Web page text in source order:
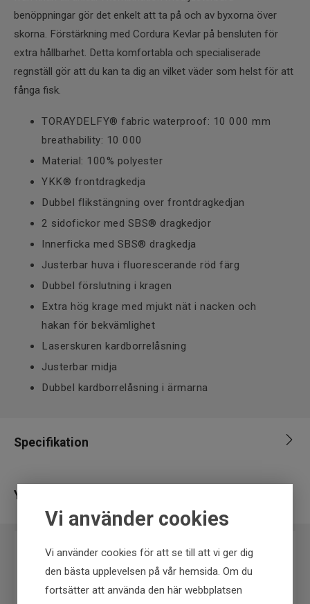
Vi använder cookies
Vi använder cookies för att se till att vi ger dig
den bästa upplevelsen på vår hemsida. Om du
fortsätter att använda den här webbplatsen
benöppningar gör det enkelt att ta på och av byxorna över
skorna. Förstärkning med Cordura Kevlar på bensluten för
extra hållbarhet. Detta komfortabla och specialiserade
regnställ gör att du kan ta dig an vilket väder som helst för att
fånga fisk.
TORAYDELFY® fabric waterproof: 10 000 mm
breathability: 10 000
Material: 100% polyester
YKK® frontdragkedja
Dubbel flikstängning over frontdragkedjan
2 sidofickor med SBS® dragkedjor
Innerficka med SBS® dragkedja
Justerbar huva i fluorescerande röd färg
Dubbel förslutning i kragen
Extra hög krage med mjukt nät i nacken och
hakan för bekvämlighet
Laserskuren kardborrelåsning
Justerbar midja
Dubbel kardborrelåsning i ärmarna
Specifikation
Varumärke
Westin
Ytterligare information
5707549463994